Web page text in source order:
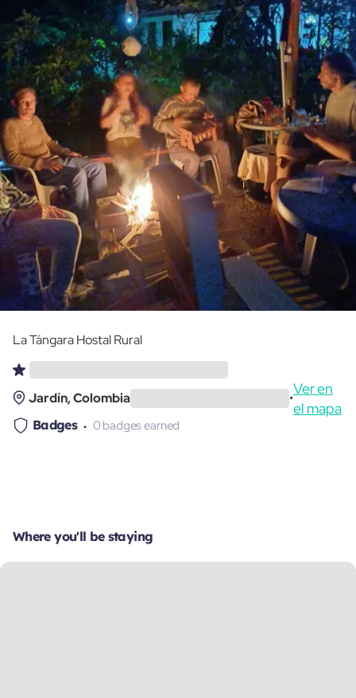
La Tángara Hostal Rural
Jardín, Colombia •
Ver en
el mapa
Badges 0 badges earned
Where you'll be staying